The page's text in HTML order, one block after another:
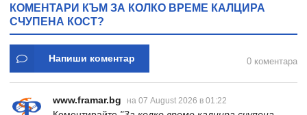
КОМЕНТАРИ КЪМ ЗА КОЛКО ВРЕМЕ КАЛЦИРА
СЧУПЕНА КОСТ?
Напиши коментар 0 коментара
www.framar.bg на 07 August 2026 в 01:22